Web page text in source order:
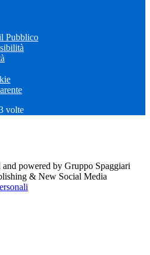
Pubblico
volte
powered by Gruppo Spaggiari
& New Social Media